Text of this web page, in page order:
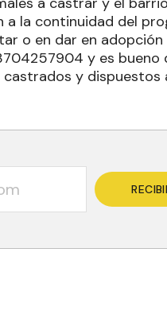
la continuidad del
o en dar en
y es
y dispuestos